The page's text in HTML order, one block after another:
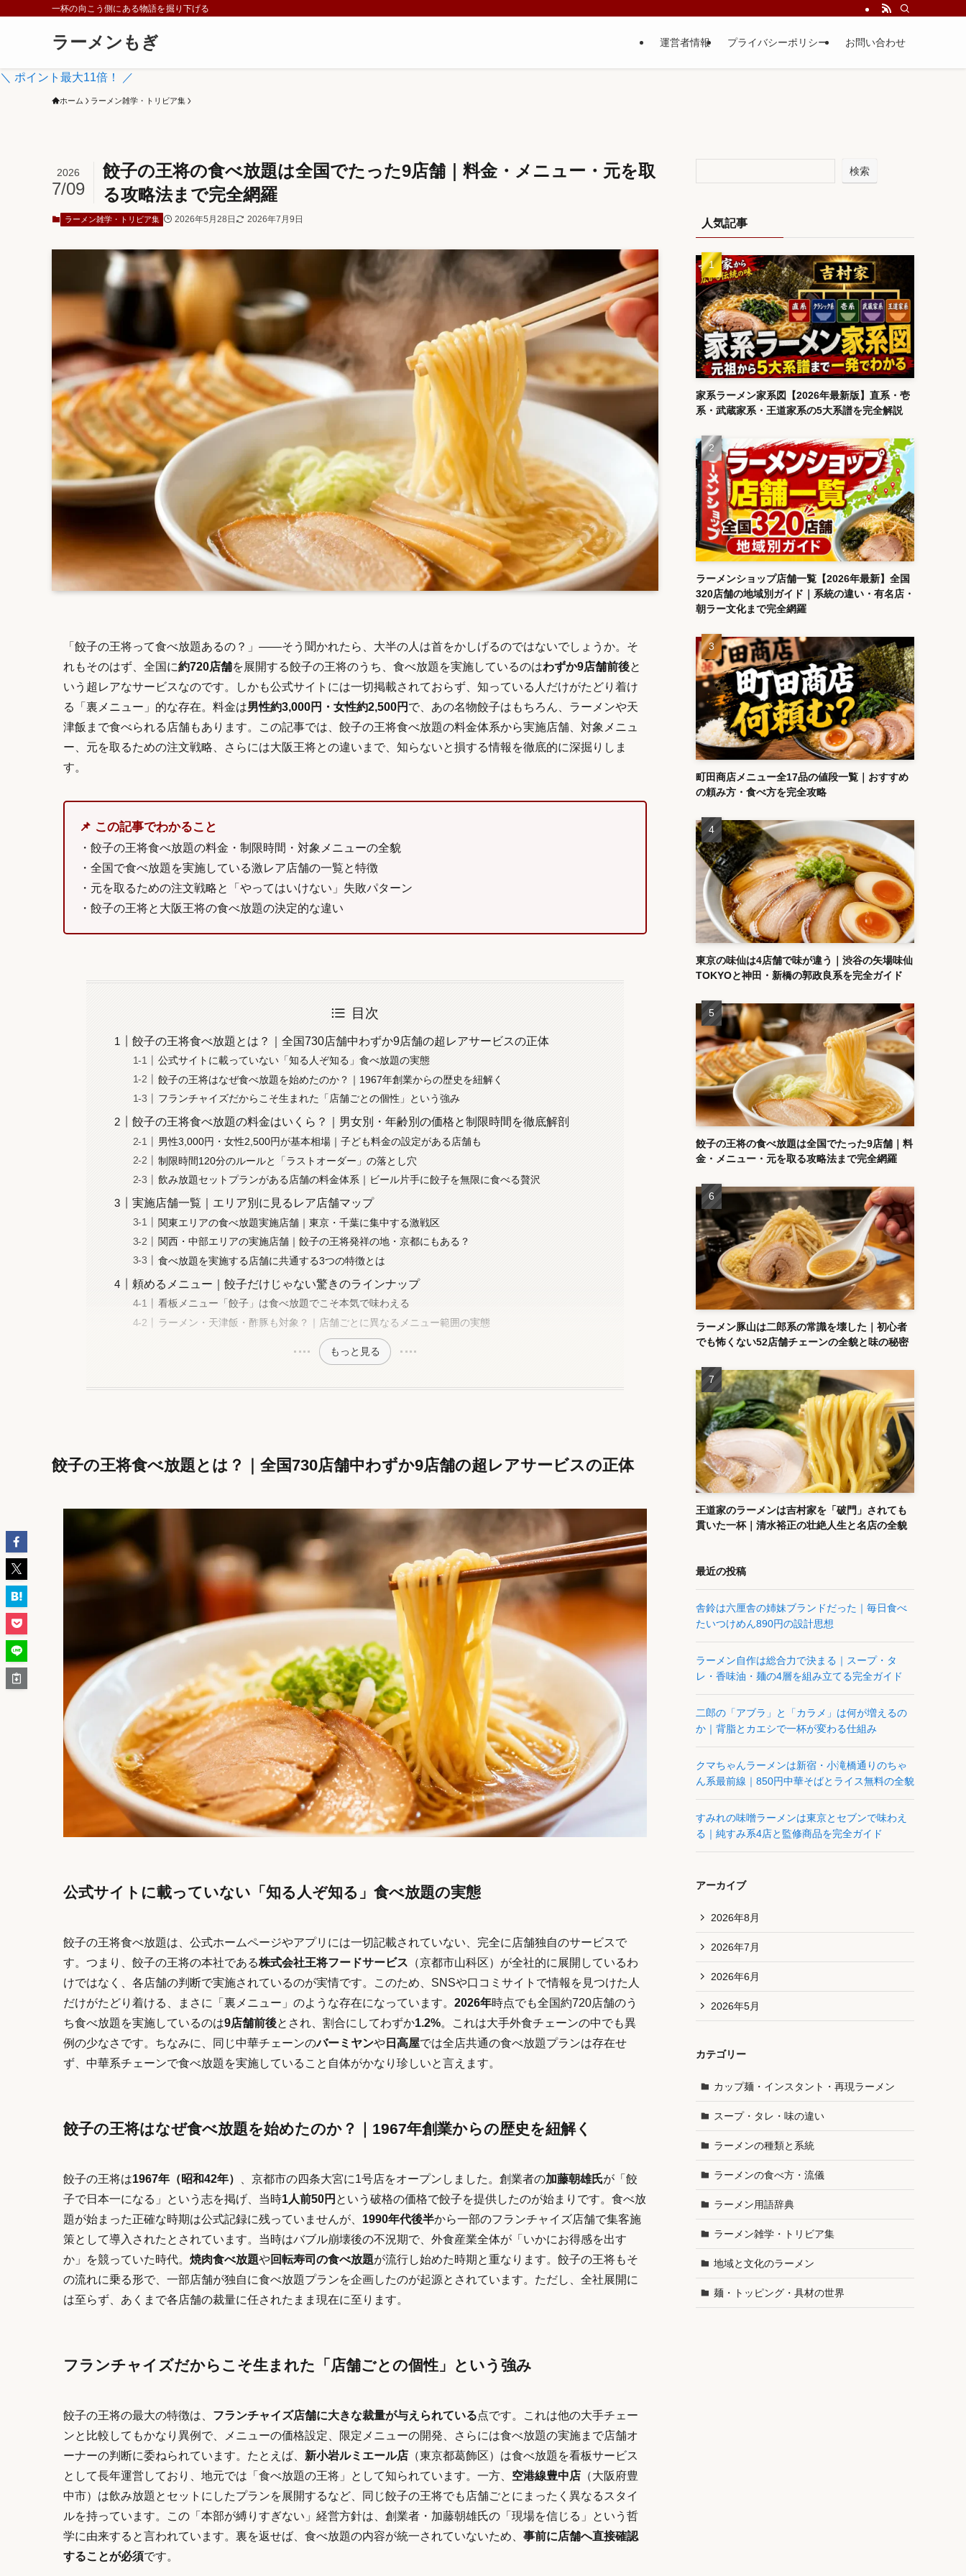
一杯の向こう側にある物語を掘り下げる
ラーメンもぎ 運営者情報 プライバシーポリシー お問い合わせ
＼ ポイント最大11倍！ ／
ホーム ラーメン雑学・トリビア集
餃子の王将の食べ放題は全国でたった9店舗｜料金・メニュー・元を取
る攻略法まで完全網羅
2026
7/09
ラーメン雑学・トリビア集 2026年5月28日 2026年7月9日
「餃子の王将って食べ放題あるの？」——そう聞かれたら、大半の人は首をかしげるのではないでしょうか。そ
れもそのはず、全国に約720店舗を展開する餃子の王将のうち、食べ放題を実施しているのはわずか9店舗前後と
いう超レアなサービスなのです。しかも公式サイトには一切掲載されておらず、知っている人だけがたどり着け
る「裏メニュー」的な存在。料金は男性約3,000円・女性約2,500円 で、あの名物餃子はもちろん、ラーメンや天
津飯まで食べられる店舗もあります。この記事では、餃子の王将食べ放題の料金体系から実施店舗、対象メニュ
ー、元を取るための注文戦略、さらには大阪王将との違いまで、知らないと損する情報を徹底的に深掘りしま
す。
📌 この記事でわかること
・餃子の王将食べ放題の料金・制限時間・対象メニューの全貌
・全国で食べ放題を実施している激レア店舗の一覧と特徴
・元を取るための注文戦略と「やってはいけない」失敗パターン
・餃子の王将と大阪王将の食べ放題の決定的な違い
目次
餃子の王将食べ放題とは？｜全国730店舗中わずか9店舗の超レアサービスの正体
公式サイトに載っていない「知る人ぞ知る」食べ放題の実態
餃子の王将はなぜ食べ放題を始めたのか？｜1967年創業からの歴史を紐解く
フランチャイズだからこそ生まれた「店舗ごとの個性」という強み
餃子の王将食べ放題の料金はいくら？｜男女別・年齢別の価格と制限時間を徹底解剖
男性3,000円・女性2,500円が基本相場｜子ども料金の設定がある店舗も
制限時間120分のルールと「ラストオーダー」の落とし穴
飲み放題セットプランがある店舗の料金体系｜ビール片手に餃子を無限に食べる贅沢
実施店舗一覧｜エリア別に見るレア店舗マップ
関東エリアの食べ放題実施店舗｜東京・千葉に集中する激戦区
関西・中部エリアの実施店舗｜餃子の王将発祥の地・京都にもある？
食べ放題を実施する店舗に共通する3つの特徴とは
頼めるメニュー｜餃子だけじゃない驚きのラインナップ
看板メニュー「餃子」は食べ放題でこそ本気で味わえる
ラーメン・天津飯・酢豚も対象？｜店舗ごとに異なるメニュー範囲の実態
もっと見る
餃子の王将食べ放題とは？｜全国730店舗中わずか9店舗の超レアサービスの正体
公式サイトに載っていない「知る人ぞ知る」食べ放題の実態
餃子の王将食べ放題は、公式ホームページやアプリには一切記載されていない、完全に店舗独自のサービスで
す。つまり、餃子の王将の本社である株式会社王将フードサービス （京都市山科区）が全社的に展開しているわ
けではなく、各店舗の判断で実施されているのが実情です。このため、SNSや口コミサイトで情報を見つけた人
だけがたどり着ける、まさに「裏メニュー」のような存在になっています。 2026年時点でも全国約720店舗のう
ち食べ放題を実施しているのは9店舗前後とされ、割合にしてわずか1.2%。これは大手外食チェーンの中でも異
例の少なさです。ちなみに、同じ中華チェーンのバーミヤンや 日高屋では全店共通の食べ放題プランは存在せ
ず、中華系チェーンで食べ放題を実施していること自体がかなり珍しいと言えます。
餃子の王将はなぜ食べ放題を始めたのか？｜1967年創業からの歴史を紐解く
餃子の王将は1967年（昭和42年） 、京都市の四条大宮に1号店をオープンしました。創業者の加藤朝雄氏が「餃
子で日本一になる」という志を掲げ、当時1人前50円 という破格の価格で餃子を提供したのが始まりです。食べ放
題が始まった正確な時期は公式記録に残っていませんが、 1990年代後半から一部のフランチャイズ店舗で集客施
策として導入されたとされています。当時はバブル崩壊後の不況期で、外食産業全体が「いかにお得感を出す
か」を競っていた時代。 焼肉食べ放題や回転寿司の食べ放題が流行し始めた時期と重なります。餃子の王将もそ
の流れに乗る形で、一部店舗が独自に食べ放題プランを企画したのが起源とされています。ただし、全社展開に
は至らず、あくまで各店舗の裁量に任されたまま現在に至ります。
フランチャイズだからこそ生まれた「店舗ごとの個性」という強み
餃子の王将の最大の特徴は、 フランチャイズ店舗に大きな裁量が与えられている点です。これは他の大手チェー
ンと比較してもかなり異例で、メニューの価格設定、限定メニューの開発、さらには食べ放題の実施まで店舗オ
ーナーの判断に委ねられています。たとえば、 新小岩ルミエール店 （東京都葛飾区）は食べ放題を看板サービス
として長年運営しており、地元では「食べ放題の王将」として知られています。一方、 空港線豊中店 （大阪府豊
中市）は飲み放題とセットにしたプランを展開するなど、同じ餃子の王将でも店舗ごとにまったく異なるスタイ
ルを持っています。この「本部が縛りすぎない」経営方針は、創業者・加藤朝雄氏の「現場を信じる」という哲
学に由来すると言われています。裏を返せば、食べ放題の内容が統一されていないため、 事前に店舗へ直接確認
することが必須です。
検索
人気記事
家系ラーメン家系図【2026年最新版】直系・壱
系・武蔵家系・王道家系の5大系譜を完全解説
ラーメンショップ店舗一覧【2026年最新】全国
320店舗の地域別ガイド｜系統の違い・有名店・
朝ラー文化まで完全網羅
町田商店メニュー全17品の値段一覧｜おすすめ
の頼み方・食べ方を完全攻略
東京の味仙は4店舗で味が違う｜渋谷の矢場味仙
TOKYOと神田・新橋の郭政良系を完全ガイド
餃子の王将の食べ放題は全国でたった9店舗｜料
金・メニュー・元を取る攻略法まで完全網羅
ラーメン豚山は二郎系の常識を壊した｜初心者
でも怖くない52店舗チェーンの全貌と味の秘密
王道家のラーメンは吉村家を「破門」されても
貫いた一杯｜清水裕正の壮絶人生と名店の全貌
最近の投稿
舎鈴は六厘舎の姉妹ブランドだった｜毎日食べ
たいつけめん890円の設計思想
ラーメン自作は総合力で決まる｜スープ・タ
レ・香味油・麺の4層を組み立てる完全ガイド
二郎の「アブラ」と「カラメ」は何が増えるの
か｜背脂とカエシで一杯が変わる仕組み
クマちゃんラーメンは新宿・小滝橋通りのちゃ
ん系最前線｜850円中華そばとライス無料の全貌
すみれの味噌ラーメンは東京とセブンで味わえ
る｜純すみ系4店と監修商品を完全ガイド
アーカイブ
2026年8月
2026年7月
2026年6月
2026年5月
カテゴリー
カップ麺・インスタント・再現ラーメン
スープ・タレ・味の違い
ラーメンの種類と系統
ラーメンの食べ方・流儀
ラーメン用語辞典
ラーメン雑学・トリビア集
地域と文化のラーメン
麺・トッピング・具材の世界